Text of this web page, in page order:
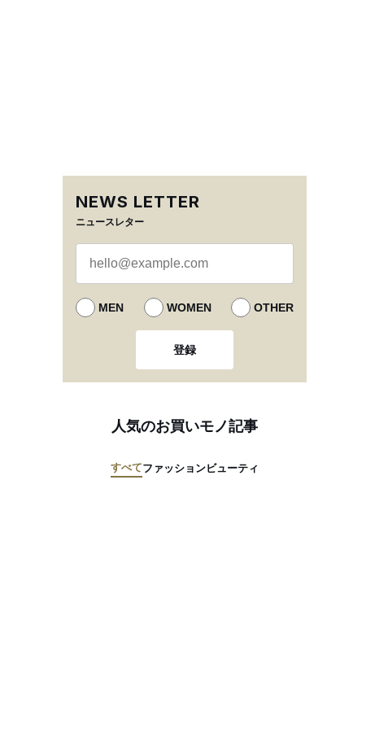
NEWS LETTER
ニュースレター
MEN WOMEN OTHER
登録
人気のお買いモノ記事
すべてファッションビューティ